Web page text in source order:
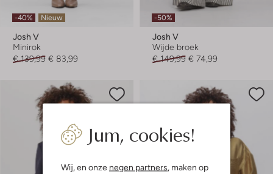
Jum, cookies!
Wij, en onze negen partners, maken op
-40% Nieuw
Josh V
Minirok
€ 139,99 € 83,99
-50%
Josh V
Wijde broek
€ 149,99 € 74,99